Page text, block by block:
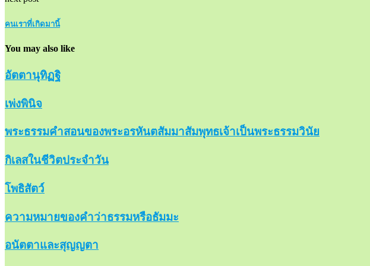
คนเราที่เกิดมานี้
You may also like
อัตตานุทิฏฐิ
เพ่งพินิจ
พระธรรมคำสอนของพระอรหันตสัมมาสัมพุทธเจ้าเป็นพระธรรมวินัย
กิเลสในชีวิตประจำวัน
โพธิสัตว์
ความหมายของคำว่าธรรมหรือธัมมะ
อนัตตาและสุญญตา